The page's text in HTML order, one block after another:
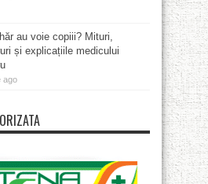
au voie copiii? Mituri,
și explicațiile medicului
ago